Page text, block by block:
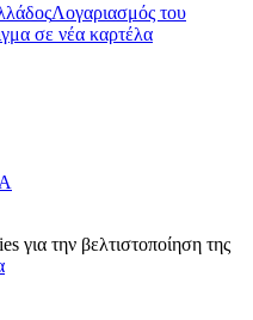
Λογαριασμός του
σε νέα καρτέλα
για την βελτιστοποίηση της